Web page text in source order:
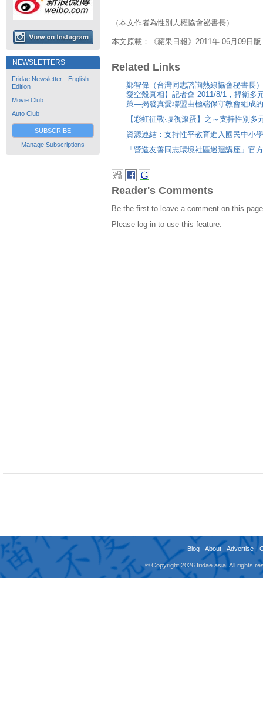
NEWSLETTERS
Fridae Newsletter - English
Edition
Movie Club
Auto Club
SUBSCRIBE
Manage Subscriptions
（本文作者為性別人權協會祕書長）
本文原載：《蘋果日報》2011年 06月09日版
Related Links
鄭智偉（台灣同志諮詢熱線協會秘書長
愛空殼真相】記者會 2011/8/1，捍衛多
策—揭發真愛聯盟由極端保守教會組成
【彩虹征戰‧歧視滾蛋】之～支持性別多
資源連結：支持性平教育進入國民中小
「營造友善同志環境社區巡迴講座」官
Reader's Comments
Be the first to leave a comment on this
Please log in to use this feature.
Blog -About -Advertise -
© Copyright 2026 fridae.asia. All rights